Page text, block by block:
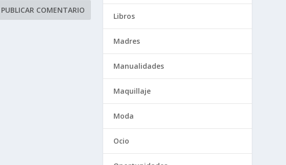
Libros
Madres
Manualidades
Maquillaje
Moda
Ocio